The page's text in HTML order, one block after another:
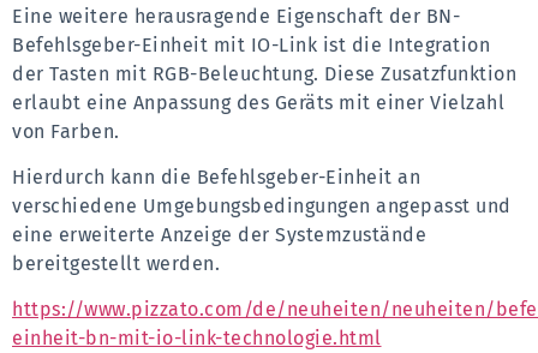
Eine weitere herausragende Eigenschaft der BN-
Befehlsgeber-Einheit mit IO-Link ist die Integration
der Tasten mit RGB-Beleuchtung. Diese Zusatzfunktion
erlaubt eine Anpassung des Geräts mit einer Vielzahl
von Farben.
Hierdurch kann die Befehlsgeber-Einheit an
verschiedene Umgebungsbedingungen angepasst und
eine erweiterte Anzeige der Systemzustände
bereitgestellt werden.
https://www.pizzato.com/de/neuheiten/neuheiten/
einheit-bn-mit-io-link-technologie.html